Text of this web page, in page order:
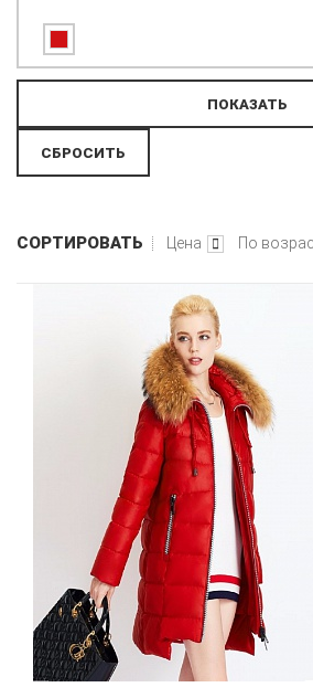
СОРТИРОВАТЬ Цена По